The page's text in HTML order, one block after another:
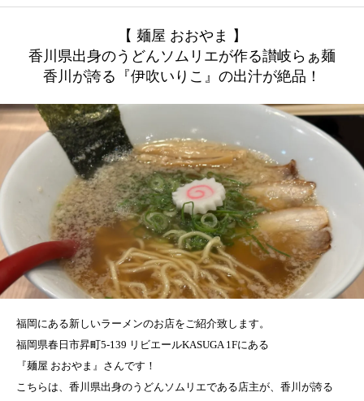
【 麺屋 おおやま 】
香川県出身のうどんソムリエが作る讃岐らぁ麺
香川が誇る『伊吹いりこ』の出汁が絶品！
福岡にある新しいラーメンのお店をご紹介致します。
福岡県春日市昇町5-139 リビエールKASUGA 1Fにある
『麺屋 おおやま』さんです！
こちらは、香川県出身のうどんソムリエである店主が、香川が誇る